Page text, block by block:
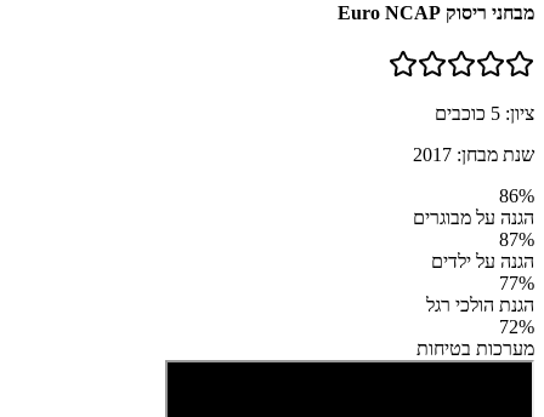
מבחני ריסוק Euro NCAP
ציון: 5 כוכבים
שנת מבחן: 2017
86%
הגנה על מבוגרים
87%
הגנה על ילדים
77%
הגנת הולכי רגל
72%
מערכות בטיחות